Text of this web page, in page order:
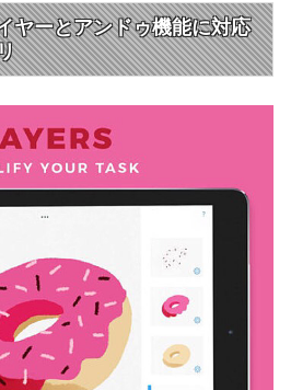
ヤーとアンドゥ機能に対応